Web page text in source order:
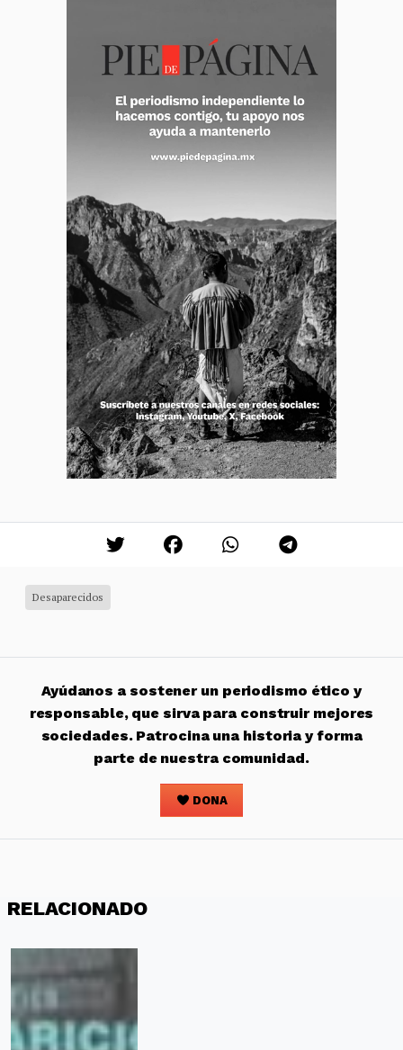
Desaparecidos
Ayúdanos a sostener un periodismo ético y
responsable, que sirva para construir mejores
sociedades. Patrocina una historia y forma
parte de nuestra comunidad.
DONA
RELACIONADO